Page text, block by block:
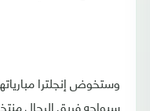
وستخوض إنجلترا